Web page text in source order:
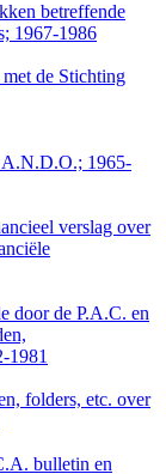
betreffende
1967-1986
de Stichting
A.N.D.O.; 1965-
verslag over
door de P.A.C. en
1981
folders, etc. over
bulletin en